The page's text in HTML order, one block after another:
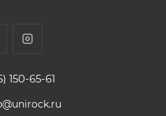
150-65-61